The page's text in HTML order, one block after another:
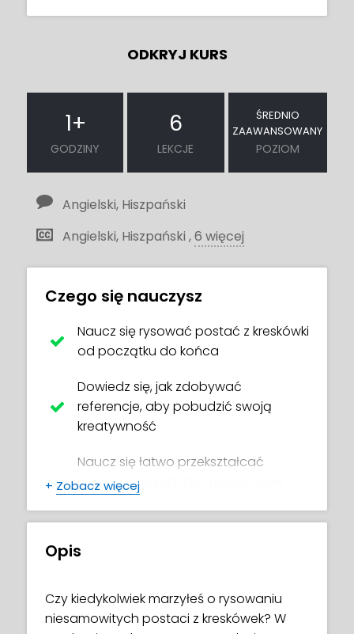
ODKRYJ KURS
1+
GODZINY
6
LEKCJE
ŚREDNIO
ZAAWANSOWANY
POZIOM
Angielski, Hiszpański
Angielski, Hiszpański ,6 więcej
Czego się nauczysz
Naucz się rysować postać z kreskówki
od początku do końca
Dowiedz się, jak zdobywać
referencje, aby pobudzić swoją
kreatywność
Naucz się łatwo przekształcać
realistyczne kształty i proporcje w
eksperymentuj z warstwami i
Jak osiągnąć efekt pracy bez linii
+ Zobacz więcej
Opis
Czy kiedykolwiek marzyłeś o rysowaniu
niesamowitych postaci z kreskówek? W